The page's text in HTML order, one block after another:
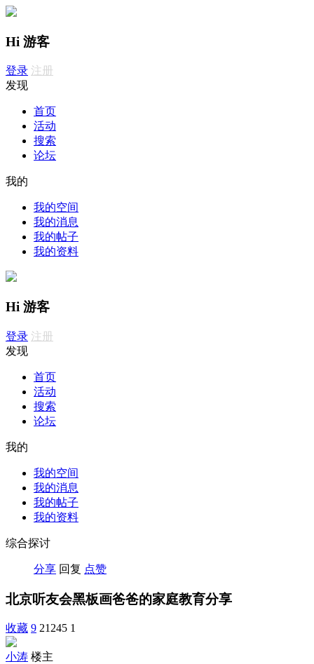
Hi 游客
登录 注册
发现
首页
活动
搜索
论坛
我的
我的空间
我的消息
我的帖子
我的资料
Hi 游客
登录 注册
发现
首页
活动
搜索
论坛
我的
我的空间
我的消息
我的帖子
我的资料
综合探讨
分享 回复 点赞
北京听友会黑板画爸爸的家庭教育分享
收藏 9 21245 1
小涛 楼主